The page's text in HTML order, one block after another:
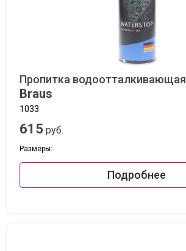
Пропитка водоотталкивающая
Braus
1033
615 руб.
Размеры:
Подробнее